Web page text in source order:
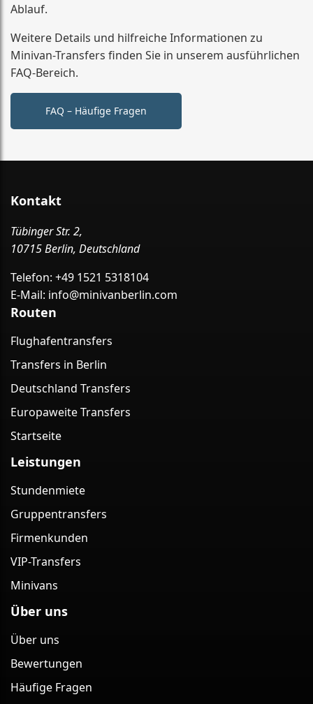
Ablauf.
Weitere Details und hilfreiche Informationen zu
Minivan-Transfers finden Sie in unserem ausführlichen
FAQ-Bereich.
FAQ – Häufige Fragen
Kontakt
Tübinger Str. 2,
10715 Berlin, Deutschland
Telefon: +49 1521 5318104
E-Mail: info@minivanberlin.com
Routen
Flughafentransfers
Transfers in Berlin
Deutschland Transfers
Europaweite Transfers
Startseite
Leistungen
Stundenmiete
Gruppentransfers
Firmenkunden
VIP-Transfers
Minivans
Über uns
Über uns
Bewertungen
Häufige Fragen